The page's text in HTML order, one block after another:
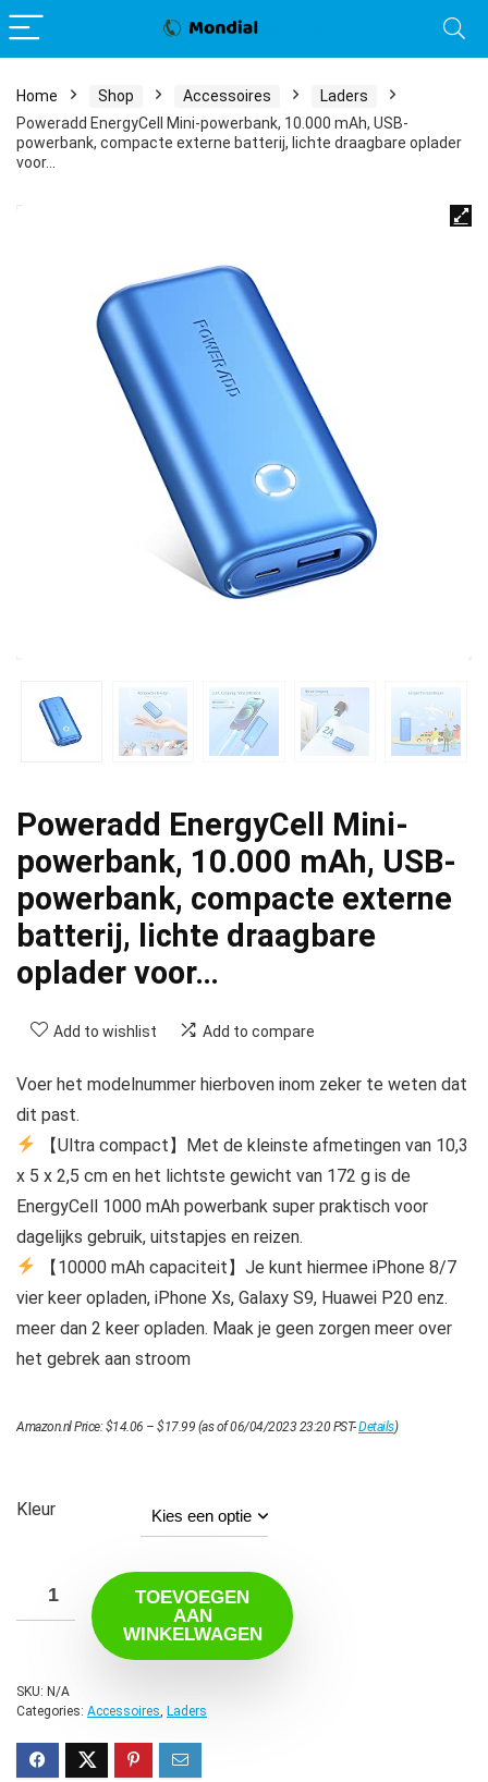
Home Shop Accessoires
Laders
Poweradd EnergyCell Mini-powerbank, 10.000 mAh, USB-
powerbank, compacte externe batterij, lichte draagbare oplader
voor…
Poweradd EnergyCell Mini-
powerbank, 10.000 mAh, USB-
powerbank, compacte externe
batterij, lichte draagbare
oplader voor…
Add to wishlist Add to compare
Voer het modelnummer hierboven inom zeker te weten dat
dit past.
【Ultra compact】Met de kleinste afmetingen van 10,3
x 5 x 2,5 cm en het lichtste gewicht van 172 g is de
EnergyCell 1000 mAh powerbank super praktisch voor
dagelijks gebruik, uitstapjes en reizen.
【10000 mAh capaciteit】Je kunt hiermee iPhone 8/7
vier keer opladen, iPhone Xs, Galaxy S9, Huawei P20 enz.
meer dan 2 keer opladen. Maak je geen zorgen meer over
het gebrek aan stroom
Amazon.nl Price:$14.06 – $17.99$14.06
(as of 06/04/2023 23:20 PST-Details)
Kleur
TOEVOEGEN
AAN
WINKELWAGEN
SKU: N/A
Categories: Accessoires Laders